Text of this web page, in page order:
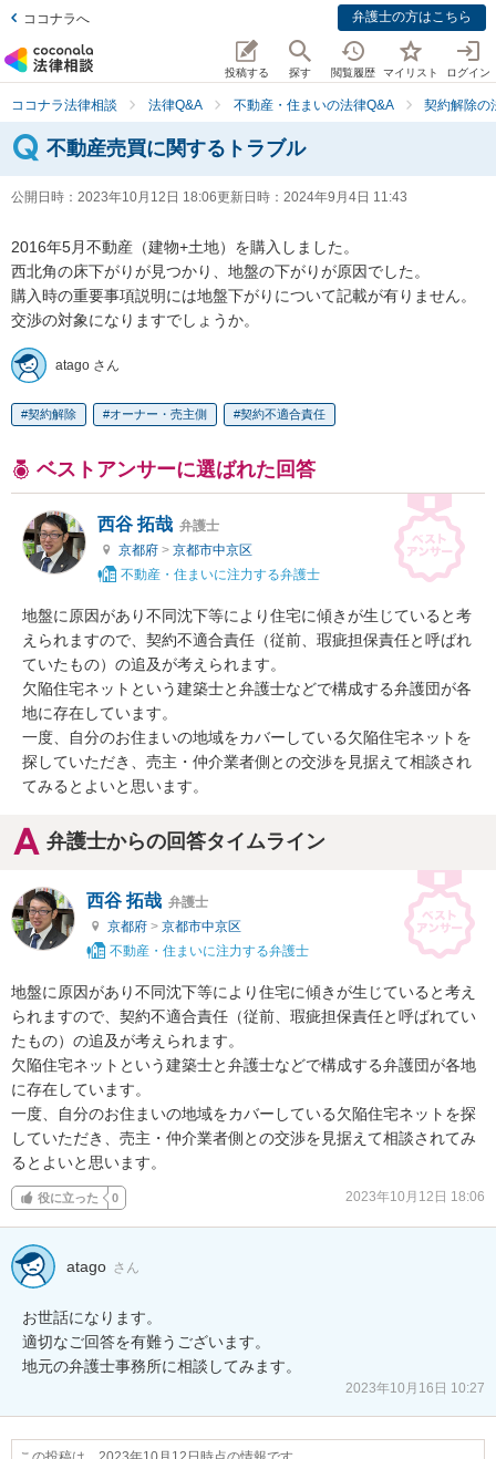
ココナラへ 弁護士の方はこちら
投稿する 探す 閲覧履歴 マイリスト ログイン
ココナラ法律相談 法律Q&A 不動産・住まいの法律Q&A 契約解除の
不動産売買に関するトラブル
公開日時： 2023年10月12日 18:06更新日時： 2024年9月4日 11:43
2016年5月不動産（建物+土地）を購入しました。
西北角の床下がりが見つかり、地盤の下がりが原因でした。
購入時の重要事項説明には地盤下がりについて記載が有りません。
交渉の対象になりますでしょうか。
atago さん
契約解除 オーナー・売主側 契約不適合責任
ベストアンサーに選ばれた回答
西谷 拓哉 弁護士
京都府 > 京都市中京区
不動産・住まいに注力する弁護士
地盤に原因があり不同沈下等により住宅に傾きが生じていると考
えられますので、契約不適合責任（従前、瑕疵担保責任と呼ばれ
ていたもの）の追及が考えられます。
欠陥住宅ネットという建築士と弁護士などで構成する弁護団が各
地に存在しています。
一度、自分のお住まいの地域をカバーしている欠陥住宅ネットを
探していただき、売主・仲介業者側との交渉を見据えて相談され
てみるとよいと思います。
弁護士からの回答タイムライン
西谷 拓哉 弁護士
京都府 > 京都市中京区
不動産・住まいに注力する弁護士
地盤に原因があり不同沈下等により住宅に傾きが生じていると考え
られますので、契約不適合責任（従前、瑕疵担保責任と呼ばれてい
たもの）の追及が考えられます。
欠陥住宅ネットという建築士と弁護士などで構成する弁護団が各地
に存在しています。
一度、自分のお住まいの地域をカバーしている欠陥住宅ネットを探
していただき、売主・仲介業者側との交渉を見据えて相談されてみ
るとよいと思います。
役に立った 0 2023年10月12日 18:06
atago さん
お世話になります。
適切なご回答を有難うございます。
地元の弁護士事務所に相談してみます。
2023年10月16日 10:27